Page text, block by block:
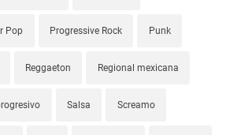
Pop Progressive Rock Punk
Reggaeton Regional mexicana
Salsa Screamo